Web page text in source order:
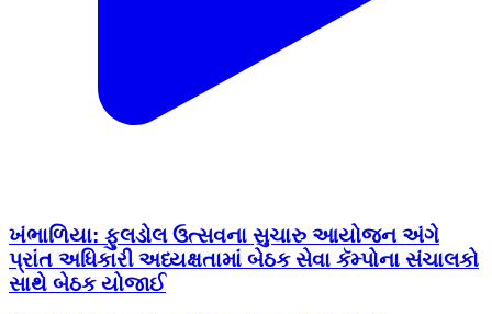
ખંભાળિયા: ફુલડોલ ઉત્સવના સુચારુ આયોજન અંગે
પ્રાંત અધિકારી અધ્યક્ષતામાં બેઠક સેવા કૅમ્પોના સંચાલકો
સાથે બેઠક યોજાઈ